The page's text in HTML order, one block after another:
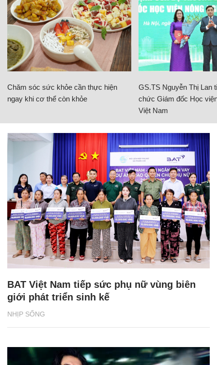
Chăm sóc sức khỏe cần thực hiện
ngay khi cơ thể còn khỏe
GS.TS Nguyễn Thị Lan
chức Giám đốc Học
Việt Nam
NHỊP SỐNG
BAT Việt Nam tiếp sức phụ nữ vùng biên
giới phát triển sinh kế